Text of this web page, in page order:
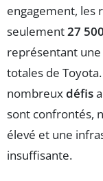
engagement, les
seulement27
représentant
totales de
nombreuxdéfis
sont confrontés,
élevé et une
insuffisante.